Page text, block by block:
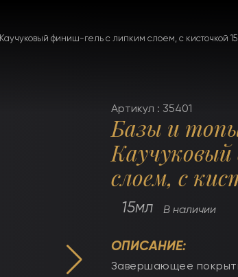
Каучуковый финиш-гель с липким слоем, с кисточкой
Артикул : 35401
Базы и
слоем, с
15мл В наличии
ОПИСАНИЕ:
Завершающее